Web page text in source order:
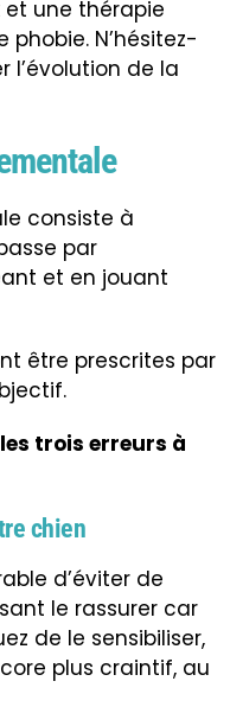
une thérapie
N’hésitez-
l’évolution de la
consiste à
par
et en jouant
être prescrites par
trois erreurs à
chien
d’éviter de
le rassurer car
de le sensibiliser,
plus craintif, au